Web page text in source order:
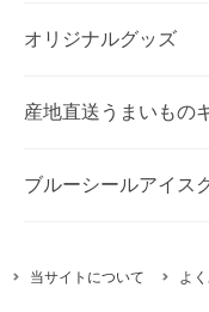
オリジナルグッズ
Tシャツ
オキナワンカル
産地直送うまいもの
海産物
ブルーシールアイス
当サイトについて よ